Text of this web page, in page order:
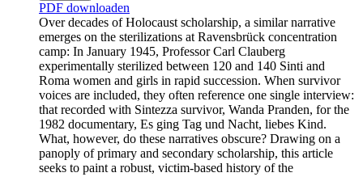
PDF downloaden
Over decades of Holocaust scholarship, a similar narrative
emerges on the sterilizations at Ravensbrück concentration
camp: In January 1945, Professor Carl Clauberg
experimentally sterilized between 120 and 140 Sinti and
Roma women and girls in rapid succession. When survivor
voices are included, they often reference one single interview:
that recorded with Sintezza survivor, Wanda Pranden, for the
1982 documentary, Es ging Tag und Nacht, liebes Kind.
What, however, do these narratives obscure? Drawing on a
panoply of primary and secondary scholarship, this article
seeks to paint a robust, victim-based history of the